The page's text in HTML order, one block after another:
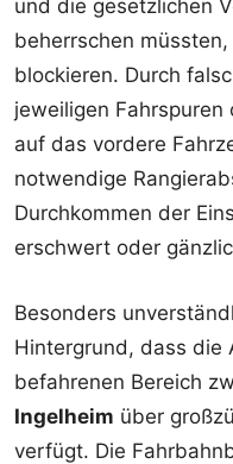
und die gesetzlichen
beherrschen
blockieren. Durch
jeweiligen
auf das vordere
notwendige
Durchkommen der
erschwert oder
Besonders
Hintergrund, dass die
befahrenen Bereich
Ingelheim über
verfügt. Die